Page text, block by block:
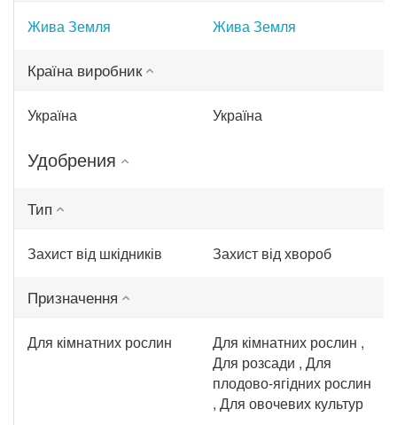
Жива Земля Жива Земля
Країна виробник
Україна Україна
Удобрения
Тип
Захист від шкідників Захист від хвороб
Призначення
Для кімнатних рослин
Для кімнатних рослин ,
Для розсади , Для
плодово-ягідних рослин
, Для овочевих культур